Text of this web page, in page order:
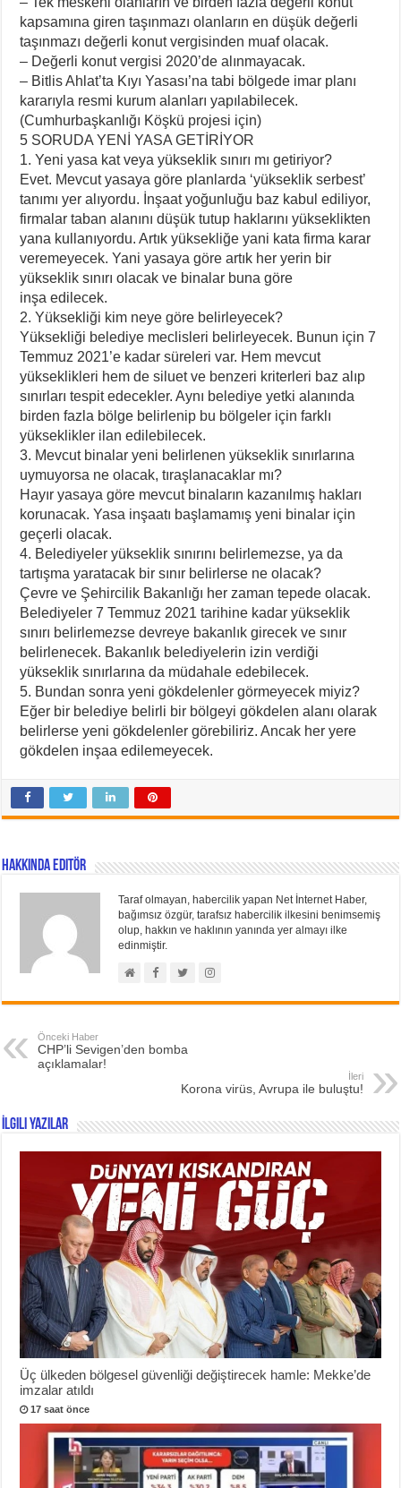
kapsamına giren taşınmazı olanların en düşük değerli
taşınmazı değerli konut vergisinden muaf olacak.
– Değerli konut vergisi 2020’de alınmayacak.
– Bitlis Ahlat’ta Kıyı Yasası’na tabi bölgede imar planı
kararıyla resmi kurum alanları yapılabilecek.
(Cumhurbaşkanlığı Köşkü projesi için)
5 SORUDA YENİ YASA GETİRİYOR
1. Yeni yasa kat veya yükseklik sınırı mı getiriyor?
Evet. Mevcut yasaya göre planlarda ‘yükseklik serbest’
tanımı yer alıyordu. İnşaat yoğunluğu baz kabul ediliyor,
firmalar taban alanını düşük tutup haklarını yükseklikten
yana kullanıyordu. Artık yüksekliğe yani kata firma karar
veremeyecek. Yani yasaya göre artık her yerin bir
yükseklik sınırı olacak ve binalar buna göre
inşa edilecek.
2. Yüksekliği kim neye göre belirleyecek?
Yüksekliği belediye meclisleri belirleyecek. Bunun için 7
Temmuz 2021’e kadar süreleri var. Hem mevcut
yükseklikleri hem de siluet ve benzeri kriterleri baz alıp
sınırları tespit edecekler. Aynı belediye yetki alanında
birden fazla bölge belirlenip bu bölgeler için farklı
yükseklikler ilan edilebilecek.
3. Mevcut binalar yeni belirlenen yükseklik sınırlarına
uymuyorsa ne olacak, tıraşlanacaklar mı?
Hayır yasaya göre mevcut binaların kazanılmış hakları
korunacak. Yasa inşaatı başlamamış yeni binalar için
geçerli olacak.
4. Belediyeler yükseklik sınırını belirlemezse, ya da
tartışma yaratacak bir sınır belirlerse ne olacak?
Çevre ve Şehircilik Bakanlığı her zaman tepede olacak.
Belediyeler 7 Temmuz 2021 tarihine kadar yükseklik
sınırı belirlemezse devreye bakanlık girecek ve sınır
belirlenecek. Bakanlık belediyelerin izin verdiği
yükseklik sınırlarına da müdahale edebilecek.
5. Bundan sonra yeni gökdelenler görmeyecek miyiz?
Eğer bir belediye belirli bir bölgeyi gökdelen alanı olarak
belirlerse yeni gökdelenler görebiliriz. Ancak her yere
gökdelen inşaa edilemeyecek.
Hakkında Editör
Taraf olmayan, habercilik yapan Net İnternet Haber,
bağımsız özgür, tarafsız habercilik ilkesini benimsemiş
olup, hakkın ve haklının yanında yer almayı ilke
edinmiştir.
Önceki Haber
CHP’li Sevigen’den bomba
açıklamalar!
İleri
Korona virüs, Avrupa ile buluştu!
İlgili Yazılar
Üç ülkeden bölgesel güvenliği değiştirecek hamle: Mekke’de
imzalar atıldı
17 saat önce